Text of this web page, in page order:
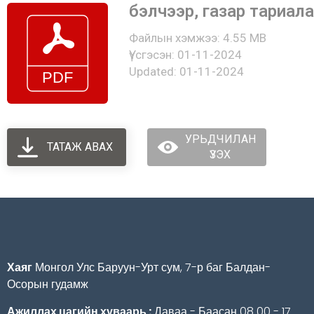
бэлчээр, газар
Файлын хэмжээ: 4.55 MB
Үүсгэсэн: 01-11-2024
Updated: 01-11-2024
ТАТАЖ АВАХ
УРЬДЧИЛАН
ҮЗЭХ
Хаяг Монгол Улс Баруун-Урт сум, 7-р баг Балдан-
Осорын гудамж